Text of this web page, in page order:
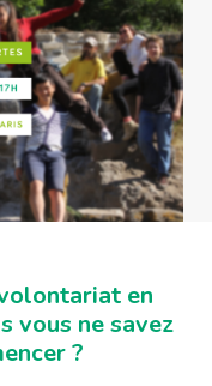
en
vous ne savez
?